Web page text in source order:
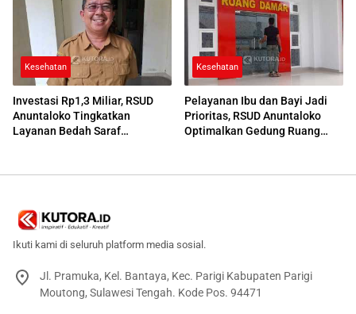
Kesehatan
Investasi Rp1,3 Miliar, RSUD
Anuntaloko Tingkatkan
Layanan Bedah Saraf
Kesehatan
Pelayanan Ibu dan Bayi Jadi
Prioritas, RSUD Anuntaloko
Optimalkan Gedung Ruang
Ikuti kami di seluruh platform media sosial.
Jl. Pramuka, Kel. Bantaya, Kec. Parigi Kabupaten Parigi
Moutong, Sulawesi Tengah. Kode Pos. 94471